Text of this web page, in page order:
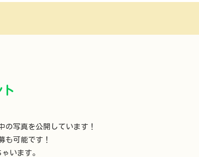
の写真を公開しています！
も可能です！
います。